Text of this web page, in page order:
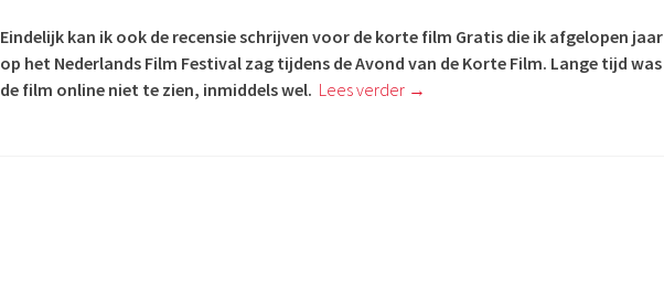
Eindelijk kan ik ook de recensie schrijven voor de korte film Gratis die ik afgelopen jaar
op het Nederlands Film Festival zag tijdens de Avond van de Korte Film. Lange tijd was
de film online niet te zien, inmiddels wel. Lees verder →